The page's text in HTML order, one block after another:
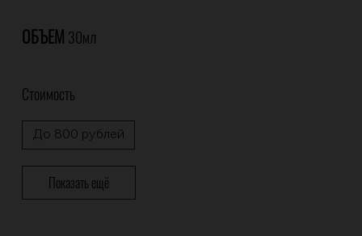
ОБЪЕМ 30мл
Стоимость
До 800 рублей
Показать ещё